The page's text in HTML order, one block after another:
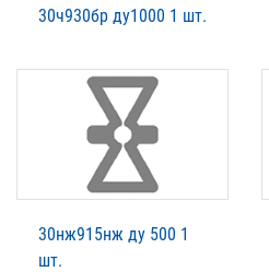
30ч930бр ду1000 1 шт.
30нж915нж ду 500 1
шт.